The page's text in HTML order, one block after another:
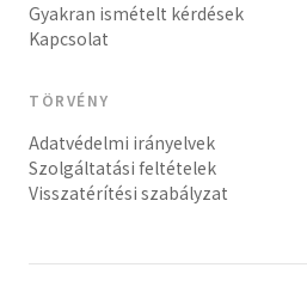
Gyakran ismételt kérdések
Kapcsolat
TÖRVÉNY
Adatvédelmi irányelvek
Szolgáltatási feltételek
Visszatérítési szabályzat